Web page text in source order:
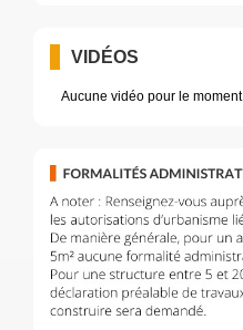
VIDÉOS
Aucune vidéo pour le moment